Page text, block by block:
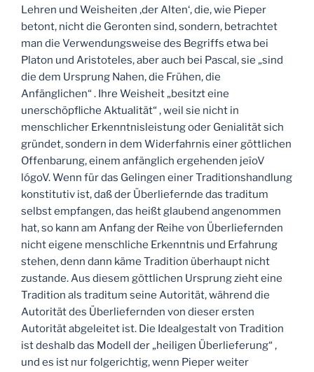
Lehren und Weisheiten ‚der Alten‘, die, wie Pieper
betont, nicht die Geronten sind, sondern, betrachtet
man die Verwendungsweise des Begriffs etwa bei
Platon und Aristoteles, aber auch bei Pascal, sie „sind
die dem Ursprung Nahen, die Frühen, die
Anfänglichen“ . Ihre Weisheit „besitzt eine
unerschöpfliche Aktualität“ , weil sie nicht in
menschlicher Erkenntnisleistung oder Genialität sich
gründet, sondern in dem Widerfahrnis einer göttlichen
Offenbarung, einem anfänglich ergehenden jeîoV
lógoV. Wenn für das Gelingen einer Traditionshandlung
konstitutiv ist, daß der Überliefernde das traditum
selbst empfangen, das heißt glaubend angenommen
hat, so kann am Anfang der Reihe von Überliefernden
nicht eigene menschliche Erkenntnis und Erfahrung
stehen, denn dann käme Tradition überhaupt nicht
zustande. Aus diesem göttlichen Ursprung zieht eine
Tradition als traditum seine Autorität, während die
Autorität des Überliefernden von dieser ersten
Autorität abgeleitet ist. Die Idealgestalt von Tradition
ist deshalb das Modell der „heiligen Überlieferung“ ,
und es ist nur folgerichtig, wenn Pieper weiter